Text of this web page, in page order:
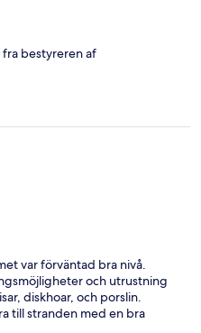
fra bestyreren af
var förväntad bra nivå.
och utrustning
diskhoar, och porslin.
till stranden med en bra